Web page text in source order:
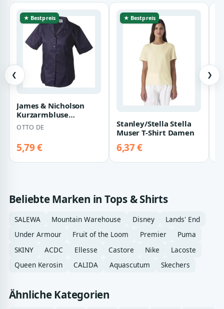
❮
★ Bestpreis
James & Nicholson
Kurzarmbluse
Pflegeleichte Damen
Bluse mit Easy Care…
OTTO DE
5,79 €
★ Bestpreis
Stanley/Stella Stella
Muser T-Shirt Damen
6,37 €
❯
Beliebte Marken in Tops & Shirts
SALEWA Mountain Warehouse Disney
Lands' End
Under Armour
Fruit of the Loom Premier
Puma
SKINY
ACDC Ellesse Castore Nike
Lacoste
Queen Kerosin
CALIDA Aquascutum Skechers
Ähnliche Kategorien